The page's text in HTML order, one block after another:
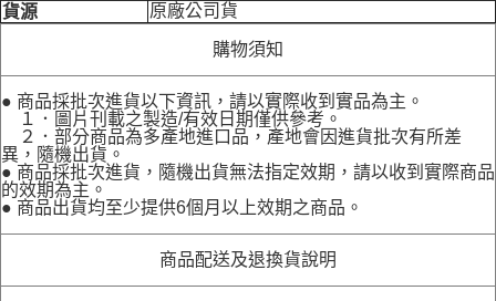
貨源
原廠公司貨
購物須知
● 商品採批次進貨以下資訊，請以實際收到實品為主。
１．圖片刊載之製造/有效日期僅供參考。
２．部分商品為多產地進口品，產地會因進貨批次有所差
異，隨機出貨。
● 商品採批次進貨，隨機出貨無法指定效期，請以收到實際商品
的效期為主。
● 商品出貨均至少提供6個月以上效期之商品。
商品配送及退換貨說明